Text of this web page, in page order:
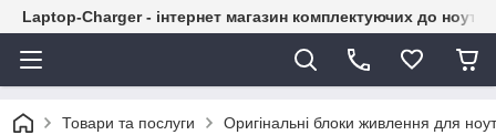
Laptop-Charger - інтернет магазин комплектуючих до
Товари та послуги Оригінальні блоки живлення для